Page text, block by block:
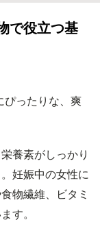
で役立つ基
ぴったりな、爽
養素がしっかり
妊娠中の女性に
物繊維、ビタミ
す。